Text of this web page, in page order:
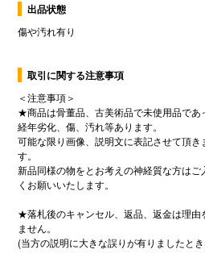
出品状態
傷や汚れ有り
取引に関する注意事項
＜注意事項＞
★商品は骨董品、古美術品で未使用品であ
経年劣化、傷、汚れ等あります。
可能な限り画像、説明文に表記させて頂き
す。
新品同様の物をとお考えの神経質な方は
くお願いいたします。
★落札後のキャンセル、返品、返金は理由
ません。
(当方の説明に大きな誤りが有りましたと